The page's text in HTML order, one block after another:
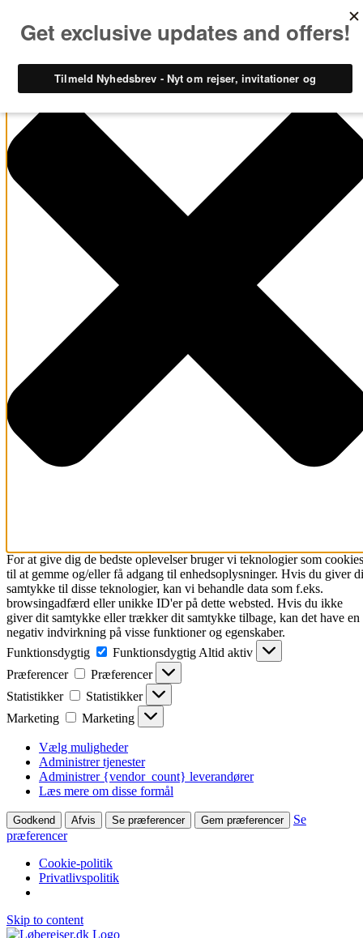
For at give dig de bedste oplevelser bruger vi teknologier som cookies
til at gemme og/eller få adgang til enhedsoplysninger. Hvis du giver
samtykke til disse teknologier, kan vi behandle data som f.eks.
browsingadfærd eller unikke ID'er på dette websted. Hvis du ikke
giver dit samtykke eller trækker dit samtykke tilbage, kan det have en
negativ indvirkning på visse funktioner og egenskaber.
Funktionsdygtig
Funktionsdygtig Altid aktiv
Præferencer
Præferencer
Statistikker
Statistikker
Marketing
Marketing
Vælg muligheder
Administrer tjenester
Administrer {vendor_count} leverandører
Læs mere om disse formål
Godkend Afvis Se præferencer Gem præferencer
Se
præferencer
Cookie-politik
Privatlivspolitik
Skip to content